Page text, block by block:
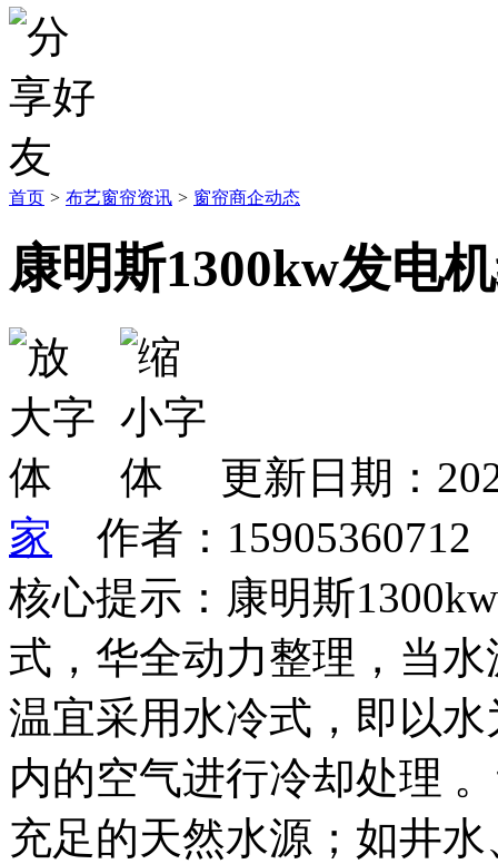
首页 > 布艺窗帘资讯 > 窗帘商企动态
康明斯1300kw发电
更新日期：
家 作者：
核心提示：康明斯
式，华全动力整理，当
温宜采用水冷式，即以
内的空气进行冷却处理
充足的天然水源；如井